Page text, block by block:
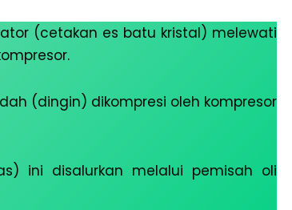
(cetakan es batu kristal) melewati
(dingin) dikompresi oleh kompresor
ini disalurkan melalui pemisah oli